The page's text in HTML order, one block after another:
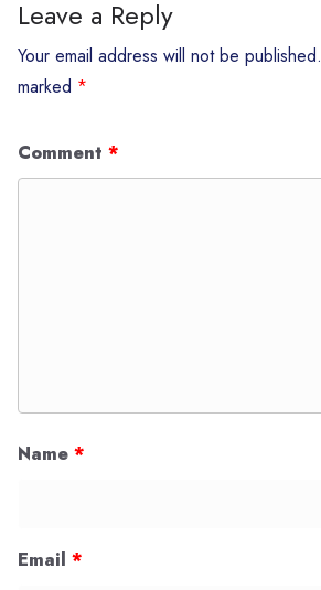
Leave a Reply
Your email address will not be published.
marked *
Comment *
Name *
Email *